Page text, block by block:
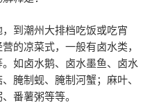
到潮州大排档吃饭或吃宵
的凉菜式，一般有卤水类，
如卤水鹅、卤水墨鱼、卤水
腌制蚬、腌制河蟹；麻叶、
番薯粥等等。